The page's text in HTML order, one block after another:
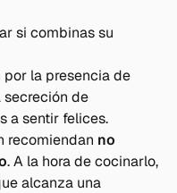
si combinas su
la presencia de
de
a sentir felices.
recomiendan no
. A la hora de cocinarlo,
alcanza una